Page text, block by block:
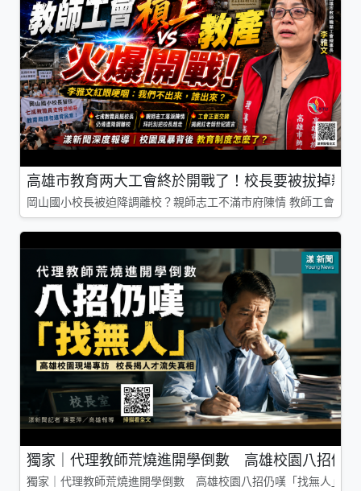
高雄市教育两大工會終於開戰了！校長要被拔掉親
岡山國小校長被迫降調離校？親師志工不滿市府陳情 教師工會槓
獨家｜代理教師荒燒進開學倒數 高雄校園八招仍
獨家｜代理教師荒燒進開學倒數 高雄校園八招仍嘆「找無人」